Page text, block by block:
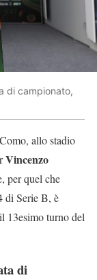
di campionato,
allo stadio
Vincenzo
per quel che
di Serie B, è
13esimo turno del
di